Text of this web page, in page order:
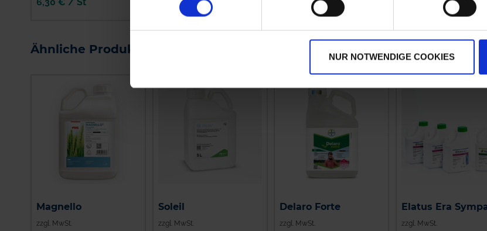
NUR NOTWENDIGE COOKIES
Ähnliche Produkte
Magnello
zzgl. MwSt.
Soleil
zzgl. MwSt.
Delaro Forte
zzgl. MwSt.
Elatus Era
zzgl. MwSt.